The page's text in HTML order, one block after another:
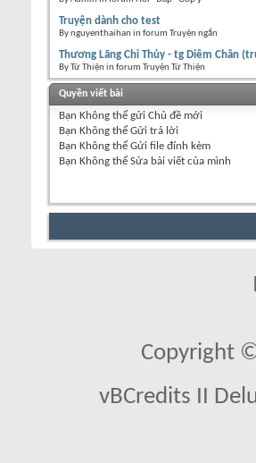
Truyện dành cho test
By nguyenthaihan in forum Truyện ngắn
Thương Lãng Chi Thủy - tg Diêm Chân
By Từ Thiện in forum Truyện Từ Thiện
Quyền viết bài
Bạn Không thể gửi Chủ đề mới
Bạn Không thể Gửi trả lời
Bạn Không thể Gửi file đính kèm
Bạn Không thể Sửa bài viết của mình
Copyright
vBCredits II